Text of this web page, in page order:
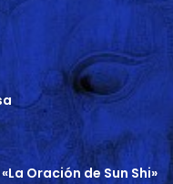
Oración de Sun Shi»